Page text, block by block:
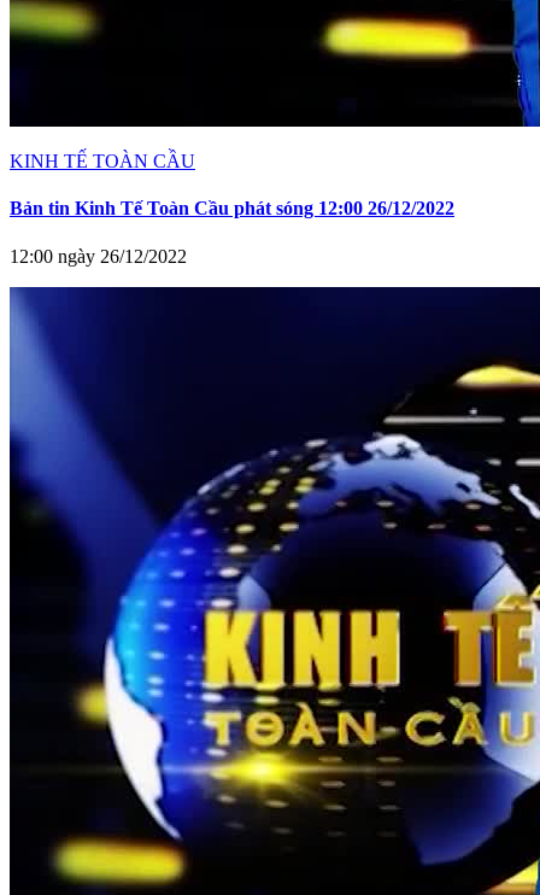
KINH TẾ TOÀN CẦU
Bản tin Kinh Tế Toàn Cầu phát sóng 12:00 26/12/2022
12:00 ngày 26/12/2022